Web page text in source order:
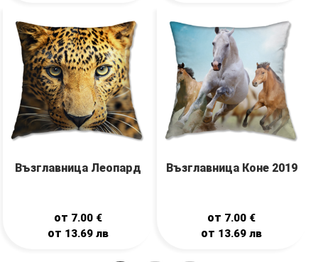
Възглавница Леопард
от 7.00 €
от 13.69 лв
Възглавница Коне 2019
от 7.00 €
от 13.69лв